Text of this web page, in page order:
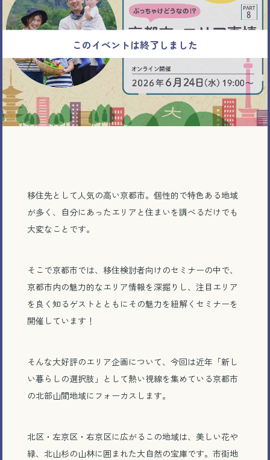
移住先として人気の高い京都市。個性的で特色ある地域
が多く、自分にあったエリアと住まいを調べるだけでも
大変なことです。
そこで京都市では、移住検討者向けのセミナーの中で、
京都市内の魅力的なエリア情報を深掘りし、注目エリア
を良く知るゲストとともにその魅力を紐解くセミナーを
開催しています！
そんな大好評のエリア企画について、今回は近年「新し
い暮らしの選択肢」として熱い視線を集めている京都市
の北部山間地域にフォーカスします。
北区・左京区・右京区に広がるこの地域は、美しい花や
緑、北山杉の山林に囲まれた大自然の宝庫です。市街地